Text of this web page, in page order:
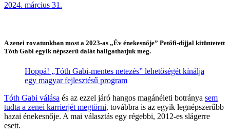
2024. március 31.
A zenei rovatunkban most a 2023-as „Év énekesnője” Petőfi-díjjal kitüntetett
Tóth Gabi egyik népszerű dalát hallgathatjuk meg.
Hoppá! „Tóth Gabi-mentes netezés” lehetőségét kínálja
egy magyar fejlesztésű program
Tóth Gabi válása és az ezzel járó hangos magánéleti botránya sem
tudta a zenei karrierjét megtörni, továbbra is az egyik legnépszerűbb
hazai énekesnője. A mai választás egy régebbi, 2012-es slágerre
esett.